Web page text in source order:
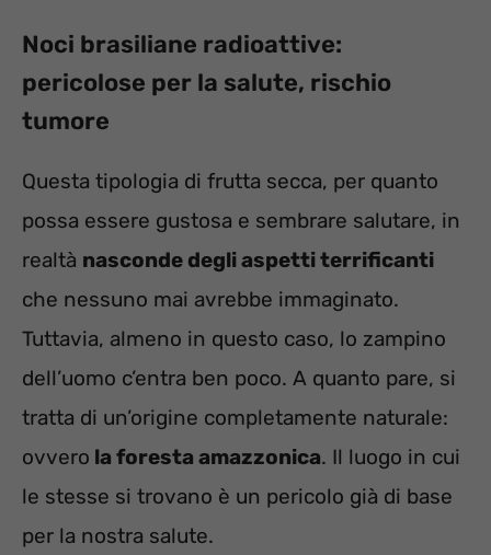
Noci brasiliane radioattive:
pericolose per la salute, rischio
tumore
Questa tipologia di frutta secca, per quanto
possa essere gustosa e sembrare salutare, in
realtà nasconde degli aspetti terrificanti
che nessuno mai avrebbe immaginato.
Tuttavia, almeno in questo caso, lo zampino
dell’uomo c’entra ben poco. A quanto pare, si
tratta di un’origine completamente naturale:
ovvero la foresta amazzonica. Il luogo in cui
le stesse si trovano è un pericolo già di base
per la nostra salute.